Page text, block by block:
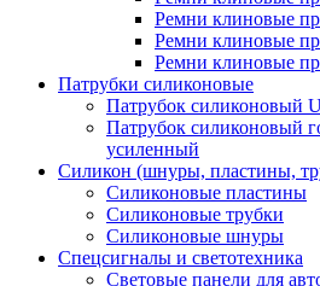
Ремни клиновые
Ремни клиновые
Ремни клиновые
Патрубки силиконовые
Патрубок силиконовый
Патрубок силиконовый
усиленный
Силикон (шнуры, пластины,
Силиконовые пластины
Силиконовые трубки
Силиконовые шнуры
Спецсигналы и светотехника
Световые панели для